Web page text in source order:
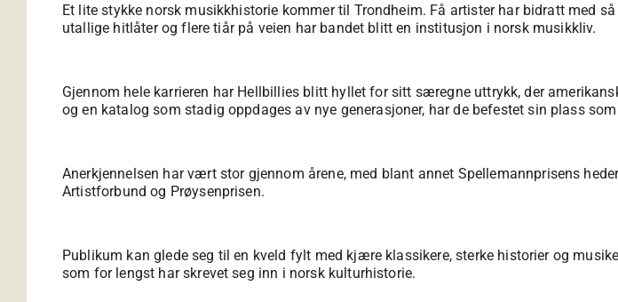
Et lite stykke norsk musikkhistorie kommer til Trondheim. Få artister har bidratt med
utallige hitlåter og flere tiår på veien har bandet blitt en institusjon i norsk musikkliv.
Gjennom hele karrieren har Hellbillies blitt hyllet for sitt særegne uttrykk, der
og en katalog som stadig oppdages av nye generasjoner, har de befestet sin plass
Anerkjennelsen har vært stor gjennom årene, med blant annet Spellemannprisens
Artistforbund og Prøysenprisen.
Publikum kan glede seg til en kveld fylt med kjære klassikere, sterke historier og
som for lengst har skrevet seg inn i norsk kulturhistorie.